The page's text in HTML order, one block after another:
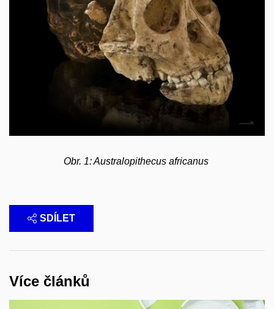
Obr. 1: Australopithecus africanus
SDÍLET
Více článků